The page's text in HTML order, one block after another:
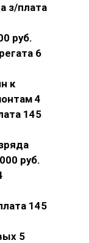
з/плата
руб.
6
к
4
145
руб.
145
5